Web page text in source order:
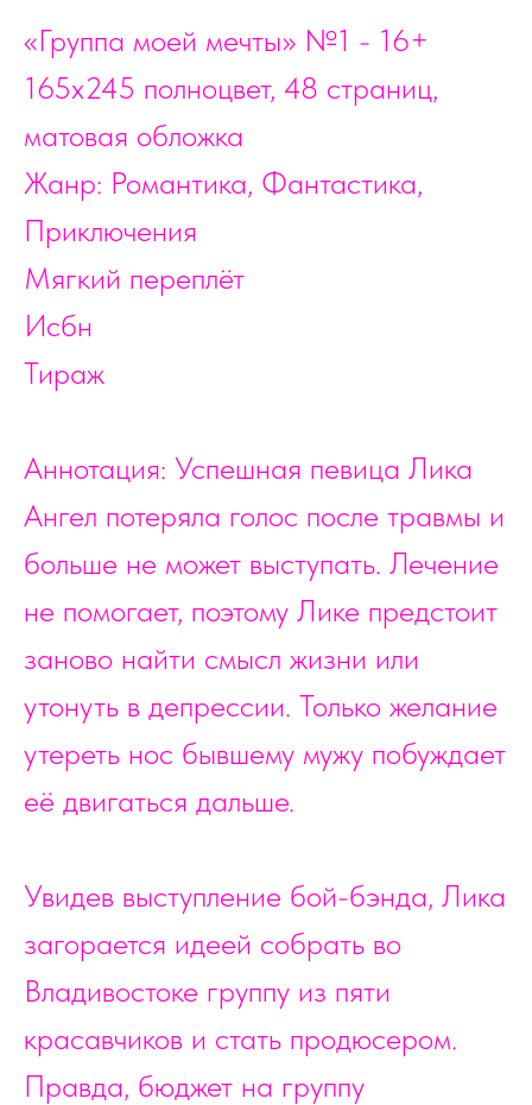
«Группа моей мечты» №1 - 16+
165х245 полноцвет, 48 страниц,
матовая обложка
Жанр: Романтика, Фантастика,
Приключения
Мягкий переплёт
Исбн
Тираж
Аннотация: Успешная певица Лика
Ангел потеряла голос после травмы и
больше не может выступать. Лечение
не помогает, поэтому Лике предстоит
заново найти смысл жизни или
утонуть в депрессии. Только желание
утереть нос бывшему мужу побуждает
её двигаться дальше.
Увидев выступление бой-бэнда, Лика
загорается идеей собрать во
Владивостоке группу из пяти
красавчиков и стать продюсером.
Правда, бюджет на группу